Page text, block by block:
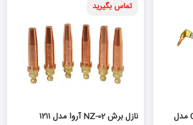
سرپیک برش آروا سری CT02 مدل
تماس بگیرید
نازل برش NZ-02 آروا مدل ۱۲۱۱